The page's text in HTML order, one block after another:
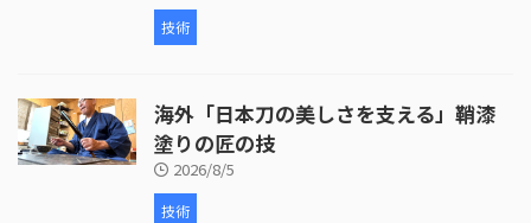
技術
海外「日本刀の美しさを支える」鞘漆
塗りの匠の技
2026/8/5
技術